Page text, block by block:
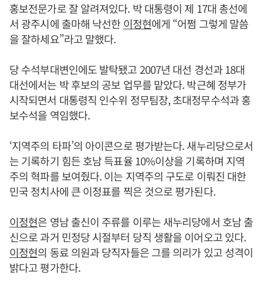
홍보전문가로 잘 알려져있다. 박 대통령이 제 17대 총선에
서 광주시에 출마해 낙선한 이정현에게 “어쩜 그렇게 말씀
을 잘하세요”라고 말했다.
당 수석부대변인에도 발탁됐고 2007년 대선 경선과 18대
대선에서는 박 후보의 공보 업무를 맡았다. 박근혜 정부가
시작되면서 대통령직 인수위 정무팀장, 초대정무수석과 홍
보수석을 역임했다.
‘지역주의 타파’의 아이콘으로 평가받는다. 새누리당으로서
는 기록하기 힘든 호남 득표율 10%이상을 기록하며 지역
주의 혁파를 보여줬다. 이는 지역주의 구도로 이뤄진 대한
민국 정치사에 큰 이정표를 찍은 것으로 평가된다.
이정현은 영남 출신이 주류를 이루는 새누리당에서 호남 출
신으로 과거 민정당 시절부터 당직 생활을 이어오고 있다.
이정현의 동료 의원과 당직자들은 그를 의리가 있고 성격이
밝다고 평가한다.